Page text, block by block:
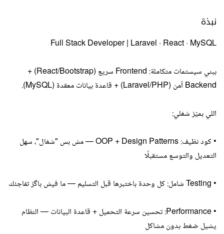
نبذة
Full Stack Developer | Laravel · React · MySQL
ببني سيستمات متكاملة: Frontend سريع (React/Bootstrap) +
Backend آمن (Laravel/PHP) + قاعدة بيانات معقدة (MySQL).
اللي بميّز شغلي:
• كود نظيف: OOP + Design Patterns — مش بس "شغال"، سهل
التعديل والتوسع مستقبلًا
• Testing شامل: كل وحدة باختبرها قبل التسليم — ما فيش باگز تفاجئك
• Performance: تحسين سرعة التحميل + قاعدة البيانات — النظام
يشيل ضغط بدون مشاكل